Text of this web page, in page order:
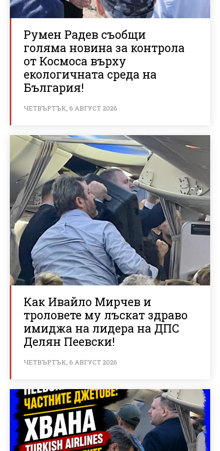
Румен Радев съобщи
голяма новина за контрола
от Космоса върху
екологичната среда на
България!
ЧЕТВЪРТЪК, 6 АВГУСТ 2026
Как Ивайло Мирчев и
троловете му лъскат здраво
имиджа на лидера на ДПС
Делян Пеевски!
ЧЕТВЪРТЪК, 6 АВГУСТ 2026